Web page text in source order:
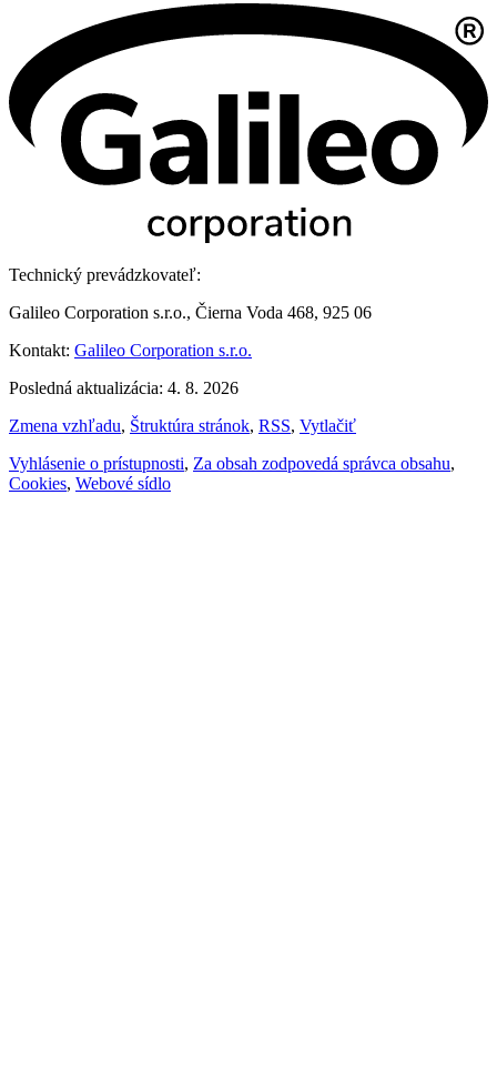
Technický prevádzkovateľ:
Galileo Corporation s.r.o., Čierna Voda 468, 925 06
Kontakt: Galileo Corporation s.r.o.
Posledná aktualizácia: 4. 8. 2026
Zmena vzhľadu, Štruktúra stránok, RSS, Vytlačiť
Vyhlásenie o prístupnosti, Za obsah zodpovedá správca obsahu,
Cookies, Webové sídlo